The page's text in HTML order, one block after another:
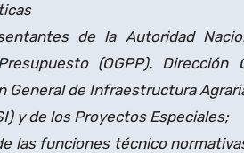
de la Autoridad
(OGPP),
General de Infraestructura
y de los Proyectos Especiales;
las funciones técnico